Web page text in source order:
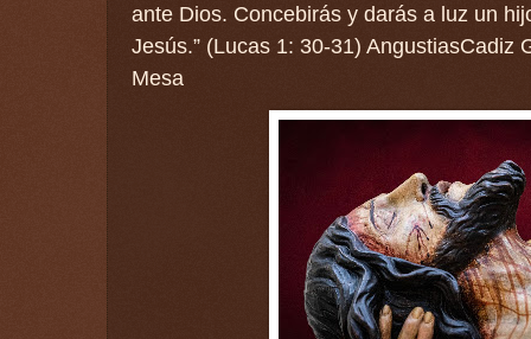
ante Dios. Concebirás y darás a luz un
Jesús.” (Lucas 1: 30-31) AngustiasCadiz
Mesa